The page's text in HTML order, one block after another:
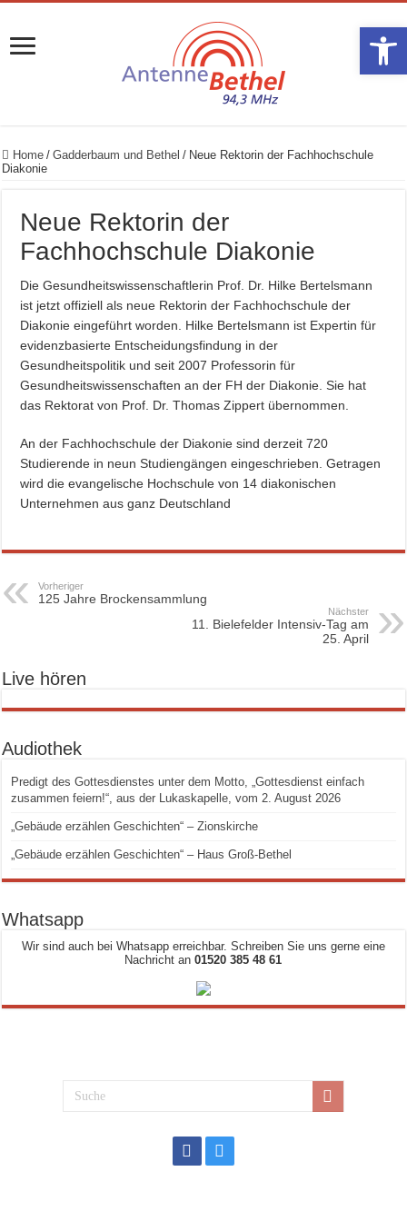
Home / Gadderbaum und Bethel / Neue Rektorin der Fachhochschule
Diakonie
Neue Rektorin der
Fachhochschule Diakonie
Die Gesundheitswissenschaftlerin Prof. Dr. Hilke Bertelsmann
ist jetzt offiziell als neue Rektorin der Fachhochschule der
Diakonie eingeführt worden. Hilke Bertelsmann ist Expertin für
evidenzbasierte Entscheidungsfindung in der
Gesundheitspolitik und seit 2007 Professorin für
Gesundheitswissenschaften an der FH der Diakonie. Sie hat
das Rektorat von Prof. Dr. Thomas Zippert übernommen.
An der Fachhochschule der Diakonie sind derzeit 720
Studierende in neun Studiengängen eingeschrieben. Getragen
wird die evangelische Hochschule von 14 diakonischen
Unternehmen aus ganz Deutschland
Vorheriger
125 Jahre Brockensammlung
Nächster
11. Bielefelder Intensiv-Tag am
25. April
Live hören
Audiothek
Predigt des Gottesdienstes unter dem Motto, „Gottesdienst einfach
zusammen feiern!“, aus der Lukaskapelle, vom 2. August 2026
„Gebäude erzählen Geschichten“ – Zionskirche
„Gebäude erzählen Geschichten“ – Haus Groß-Bethel
Whatsapp
Wir sind auch bei Whatsapp erreichbar. Schreiben Sie uns gerne eine
Nachricht an01520 385 48 61